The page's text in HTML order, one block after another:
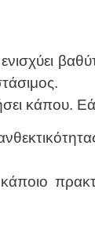
κάπου.